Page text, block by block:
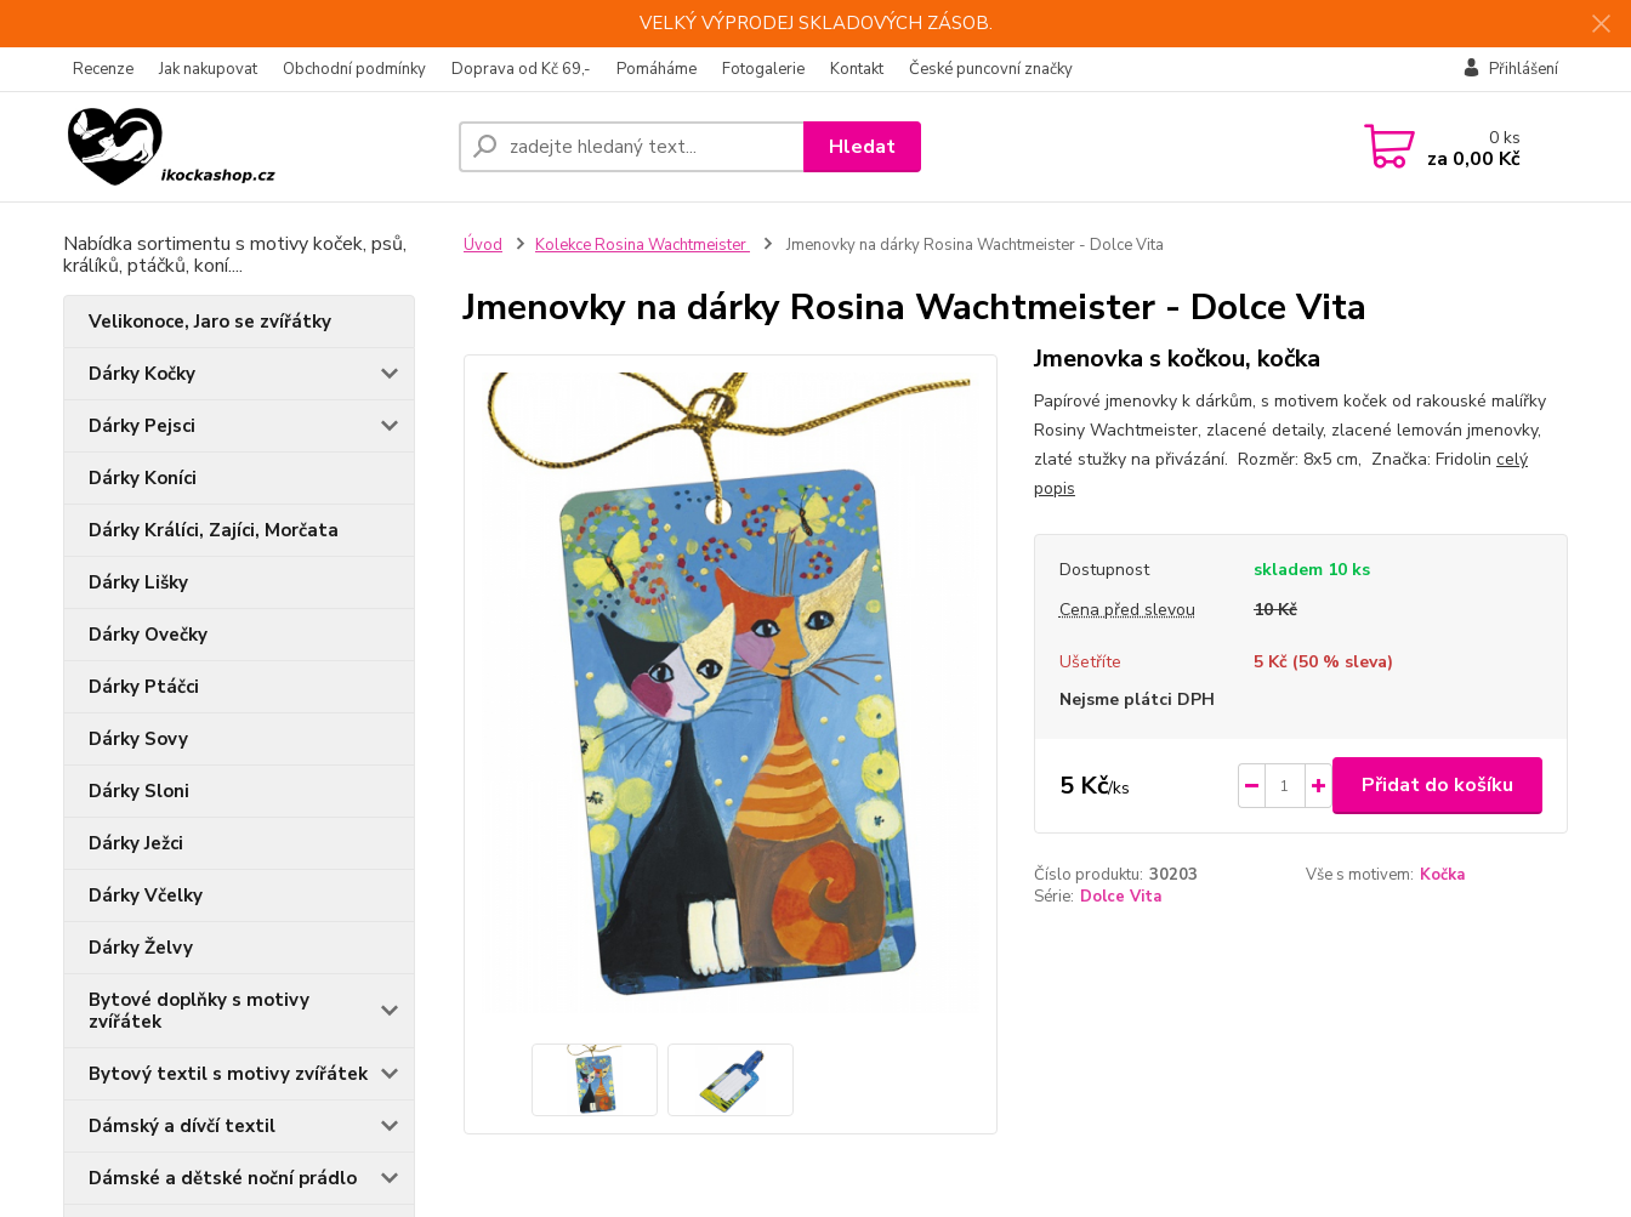
VELKÝ VÝPRODEJ SKLADOVÝCH ZÁSOB.
Recenze Jak nakupovat Obchodní podmínky Doprava od Kč 69,- Pomáháme Fotogalerie Kontakt České puncovní značky Přihlášení
Hledat 0ks
za 0,00 Kč
Nabídka sortimentu s motivy koček, psů,
králíků, ptáčků, koní....
Velikonoce, Jaro se zvířátky
Dárky Kočky
Dárky Pejsci
Dárky Koníci
Dárky Králíci, Zajíci, Morčata
Dárky Lišky
Dárky Ovečky
Dárky Ptáčci
Dárky Sovy
Dárky Sloni
Dárky Ježci
Dárky Včelky
Dárky Želvy
Bytové doplňky s motivy
zvířátek
Bytový textil s motivy zvířátek
Dámský a dívčí textil
Dámské a dětské noční prádlo
Úvod Kolekce Rosina Wachtmeister Jmenovky na dárky Rosina Wachtmeister - Dolce Vita
Jmenovky na dárky Rosina Wachtmeister - Dolce Vita
Jmenovka s kočkou, kočka
Papírové jmenovky k dárkům, s motivem koček od rakouské malířky
Rosiny Wachtmeister, zlacené detaily, zlacené lemován jmenovky,
zlaté stužky na přivázání. Rozměr: 8x5 cm, Značka: Fridolin celý
popis
Dostupnost
skladem 10 ks
Cena před slevou
10 Kč
Ušetříte 5 Kč (50% sleva)
Nejsme plátci DPH
5 Kč/ks Přidat do košíku
Číslo produktu: 30203 Vše s motivem: Kočka
Série: Dolce Vita